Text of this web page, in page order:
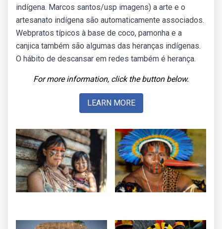
indígena. Marcos santos/usp imagens) a arte e o
artesanato indígena são automaticamente associados.
Webpratos típicos à base de coco, pamonha e a
canjica também são algumas das heranças indígenas.
O hábito de descansar em redes também é herança.
For more information, click the button below.
LEARN MORE